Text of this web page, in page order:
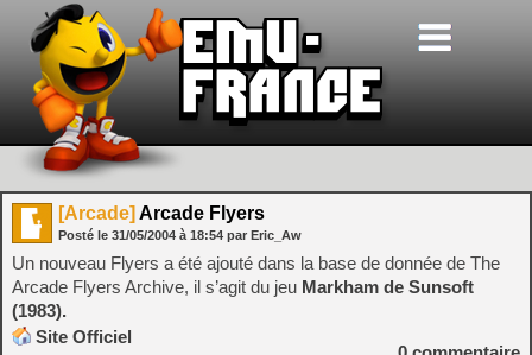
[Arcade] Arcade Flyers
Posté le 31/05/2004 à 18:54 par Eric_Aw
Un nouveau Flyers a été ajouté dans la base de donnée de The
Arcade Flyers Archive, il s’agit du jeu Markham de Sunsoft
(1983).
Site Officiel